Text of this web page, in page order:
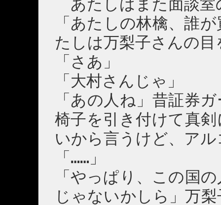
あたしはまた面談室
「あたしの林檎、誰
たしは万梨子さんの
「さあ」
「大村さんじゃ」
「あの人ね」昔証券
椅子を引き付けて真
いから言うけど、ア
「……」
「やっぱり、この国
じゃないかしら」万